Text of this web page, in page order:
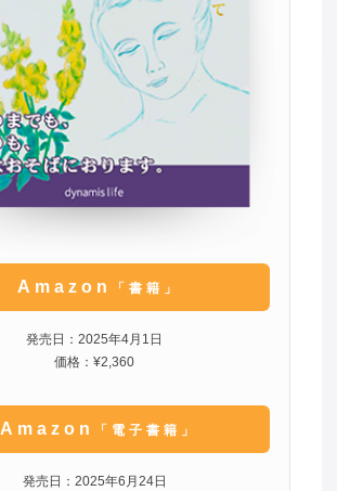
Amazon 「書籍」
発売日：2025年4月1日
価格：¥2,360
Amazon 「電子書籍」
発売日：2025年6月24日